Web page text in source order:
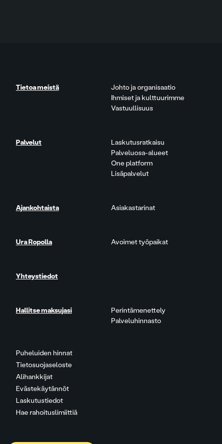
Puheluiden hinnat
Tietosuojaseloste
Alihankkijat
Evästekäytännöt
Laskutustiedot
Hae rahoituslimiittiä
Tietoa meistä
Johto ja organisaatio
Ihmiset ja kulttuurimme
Vastuullisuus
Palvelut
Laskutusratkaisu
Palveluosa-alueet
One platform
Lisäpalvelut
Ajankohtaista Asiakastarinat
Ura Ropolla Avoimet työpaikat
Yhteystiedot
Hallitse maksujasi
Perintämenettely
Palveluhinnasto